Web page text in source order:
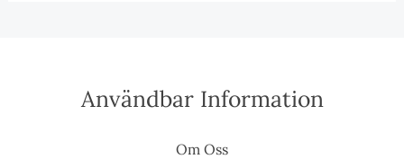
Användbar Information
Om Oss